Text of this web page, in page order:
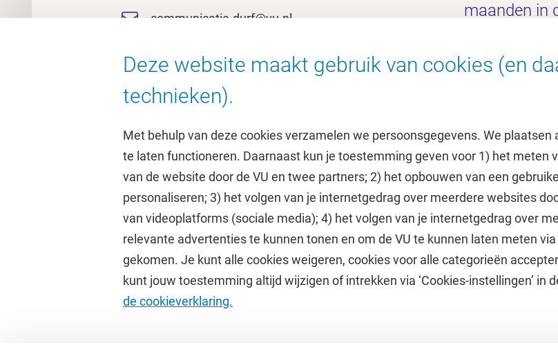
communicatie.durf@vu.nl
maanden in
https://
Deze website maakt gebruik van cookies (en
technieken).
Met behulp van deze cookies verzamelen we persoonsgegevens. We
te laten functioneren. Daarnaast kun je toestemming geven voor 1) het meten
van de website door de VU en twee partners; 2) het opbouwen van een
personaliseren; 3) het volgen van je internetgedrag over meerdere websites
van videoplatforms (sociale media); 4) het volgen van je internetgedrag over
relevante advertenties te kunnen tonen en om de VU te kunnen laten meten
gekomen. Je kunt alle cookies weigeren, cookies voor alle categorieën
kunt jouw toestemming altijd wijzigen of intrekken via ‘Cookies-instellingen’ in
de cookieverklaring.
Direct naar
Cultuur op de campus
Universiteitsbibliotheek
Studie
Academische jaarkalender
Studiegids
Doneer aan het
VU Magazine